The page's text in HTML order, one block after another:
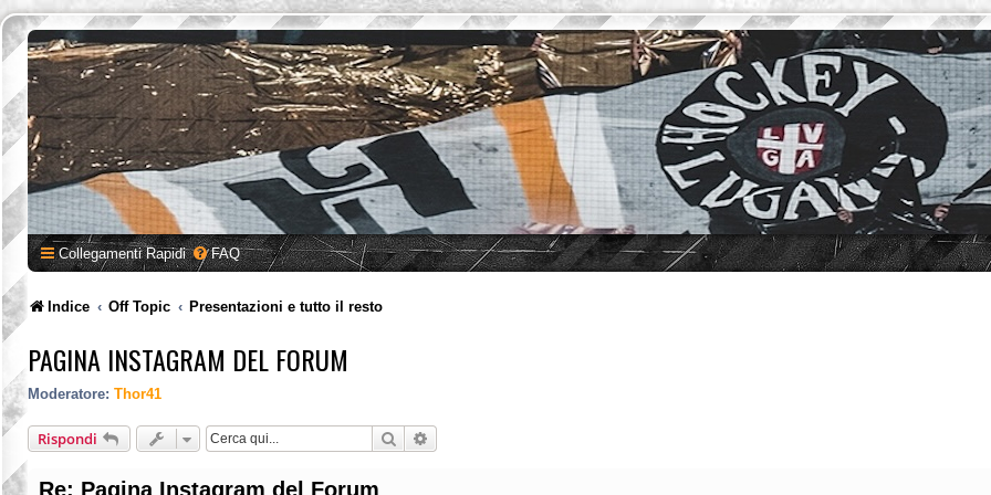
Collegamenti Rapidi FAQ
Indice Off Topic Presentazioni e tutto il resto
PAGINA INSTAGRAM DEL FORUM
Moderatore: Thor41
Rispondi Cerca
Re: Pagina Instagram del Forum